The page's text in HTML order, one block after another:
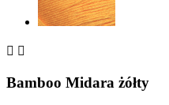
 
Bamboo Midara żółty